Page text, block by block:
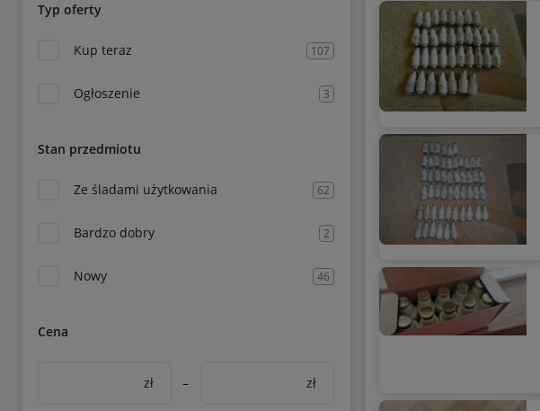
Typ oferty
Kup teraz 107
Ogłoszenie 3
Stan przedmiotu
Ze śladami użytkowania 62
Bardzo dobry 2
Nowy 46
Cena
zł – zł